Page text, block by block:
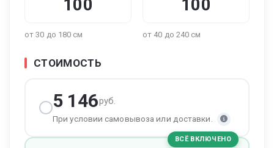
от 30 до 180 см от 40 до 240 см
СТОИМОСТЬ
5 146руб.
При условии самовывоза или доставки.
ВСЁ ВКЛЮЧЕНО